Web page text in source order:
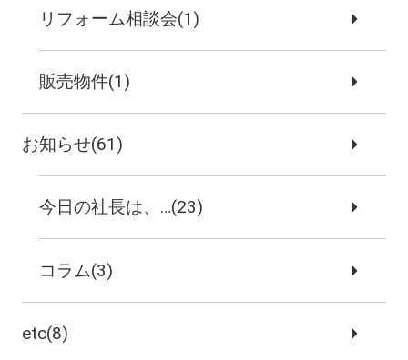
リフォーム相談会(1)
販売物件(1)
お知らせ(61)
今日の社長は、…(23)
コラム(3)
etc(8)